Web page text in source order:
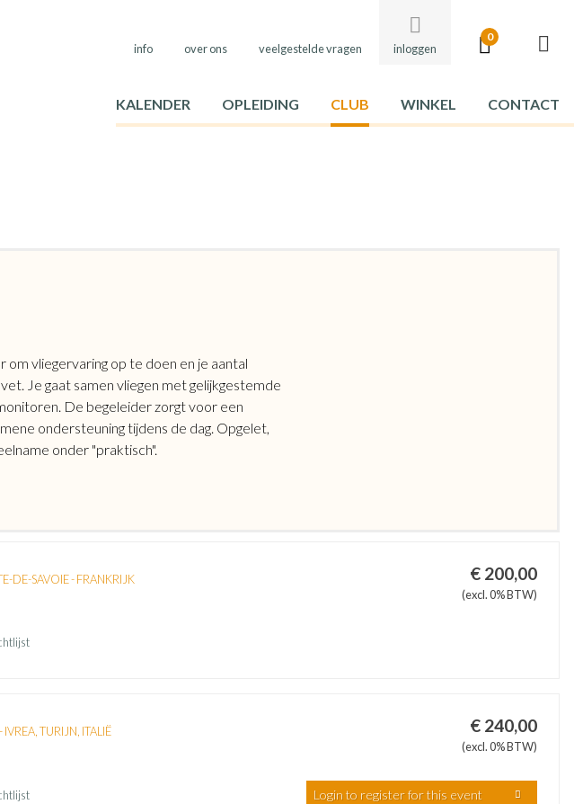
0
Navigation
info over ons veelgestelde vragen inloggen
navigation
KALENDER OPLEIDING CLUB WINKEL CONTACT
vliegervaring op te doen en je aantal
Je gaat samen vliegen met gelijkgestemde
De begeleider zorgt voor een
ondersteuning tijdens de dag. Opgelet,
onder "praktisch".
DE-SAVOIE - FRANKRIJK € 200,00
(excl. 0% BTW)
TURIJN, ITALIË € 240,00
(excl. 0% BTW)
Login to register for this event